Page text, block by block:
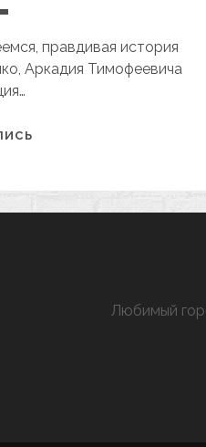
правдивая история
Аркадия Тимофеевича
ХАРЬКОВСКАЯ
Любимый